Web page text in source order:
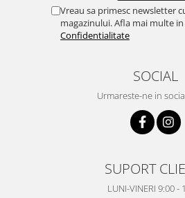
Vreau sa primesc newsletter
magazinului. Afla mai multe in
Confidentialitate
SOCIAL
Urmareste-ne in
SUPORT
LUNI-VINERI 9:00 -